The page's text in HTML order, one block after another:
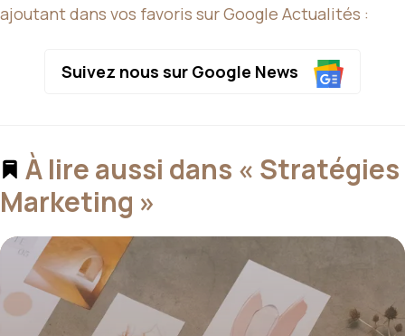
ajoutant dans vos favoris sur Google Actualités :
Suivez nous sur Google News
À lire aussi dans « Stratégies
Marketing »